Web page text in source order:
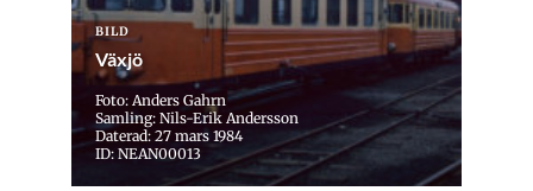
BILD
Växjö
Foto: Anders Gahrn
Samling: Nils-Erik Andersson
Daterad: 27 mars 1984
ID: NEAN00013